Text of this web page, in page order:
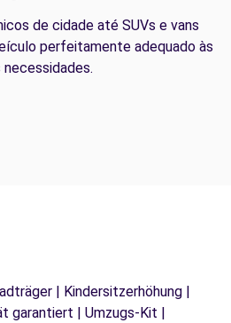
de cidade até SUVs e vans
perfeitamente adequado às
necessidades.
| Kindersitzerhöhung |
garantiert | Umzugs-Kit |